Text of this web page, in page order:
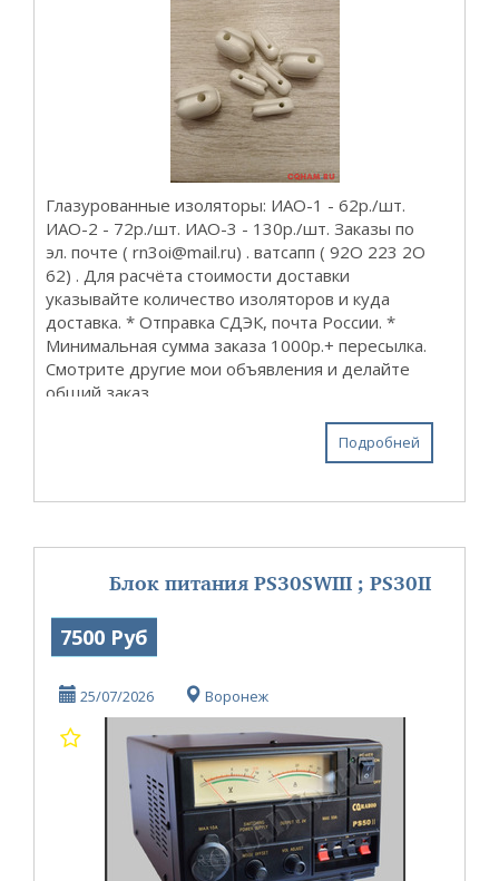
Глазурованные изоляторы: ИАО-1 - 62р./шт.
ИАО-2 - 72р./шт. ИАО-3 - 130р./шт. Заказы по
эл. почте ( rn3oi@mail.ru) . ватсапп ( 92О 223 2О
62) . Для расчёта стоимости доставки
указывайте количество изоляторов и куда
доставка. * Отправка СДЭК, почта России. *
Минимальная сумма заказа 1000р.+ пересылка.
Смотрите другие мои объявления и делайте
общий заказ. ...
Подробней
Блок питания PS30SWIII ; PS30II
7500 Руб
25/07/2026 Воронеж